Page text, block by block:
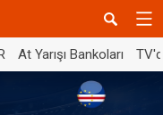
At Yarışı Bankoları